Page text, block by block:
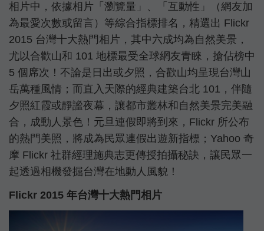
相片中，依據相片「瀏覽量」、「互動性」（網友加
為最愛次數或留言）等綜合指標排名，精選出 Flickr
2015 台灣十大熱門相片，其中六成均為自然美景，
尤以合歡山和 101 地標最受全球網友青睞，搶佔榜中
5 個席次！不論是日出或夕照，合歡山均呈現台灣山
岳萬種風情；而直入天際的經典建築台北 101，伴隨
夕照紅霞或靜謐夜幕，讓都市叢林和自然美景完美融
合，成動人景色！元旦連假即將到來，Flickr 所公布
的熱門美照，將成為民眾連假出遊新指標；Yahoo 奇
摩 Flickr 社群經理施典志更傳授拍攝秘訣，讓民眾一
起透過相機發掘台灣在地動人風貌！
Flickr 2015 年台灣十大熱門相片